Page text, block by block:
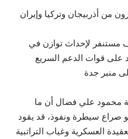
من أذربيجان وتركيا وإيران
تجنيد عدد (150) ألف مستنفر لإحداث توازن في
على قوات الدعم السريع
محمود علي فضال أن ما
سيطرة ونفوذ، قد يقود
العسكرية وغياب التراتبية